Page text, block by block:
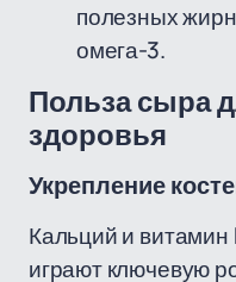
полезных
омега-3.
Польза сыра
здоровья
Укрепление
Кальций и
играют ключевую